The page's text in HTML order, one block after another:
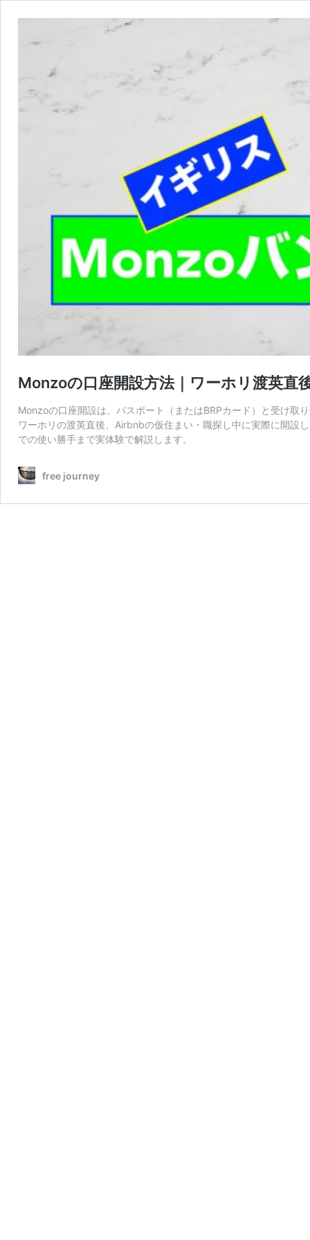
Monzoの口座開設方法｜ワーホリ渡英直
Monzoの口座開設は、パスポート（またはBRPカード）と受け取
ワーホリの渡英直後、Airbnbの仮住まい・職探し中に実際に開設
での使い勝手まで実体験で解説します。
free journey